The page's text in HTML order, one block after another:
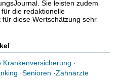
Sie leisten zudem
die redaktionelle
diese Wertschätzung sehr
Krankenversicherung ·
·Senioren ·Zahnärzte